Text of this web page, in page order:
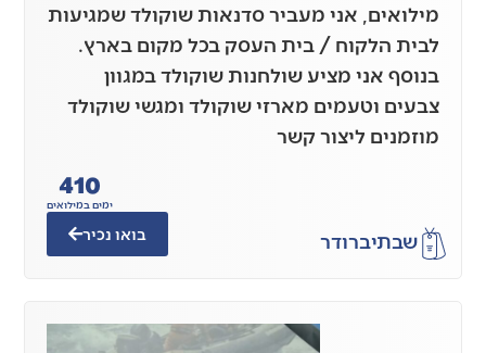
מילואים, אני מעביר סדנאות שוקולד שמגיעות
לבית הלקוח / בית העסק בכל מקום בארץ.
בנוסף אני מציע שולחנות שוקולד במגוון
צבעים וטעמים מארזי שוקולד ומגשי שוקולד
מוזמנים ליצור קשר
שבתיברודר
ימים במילואים
410
בואו נכיר